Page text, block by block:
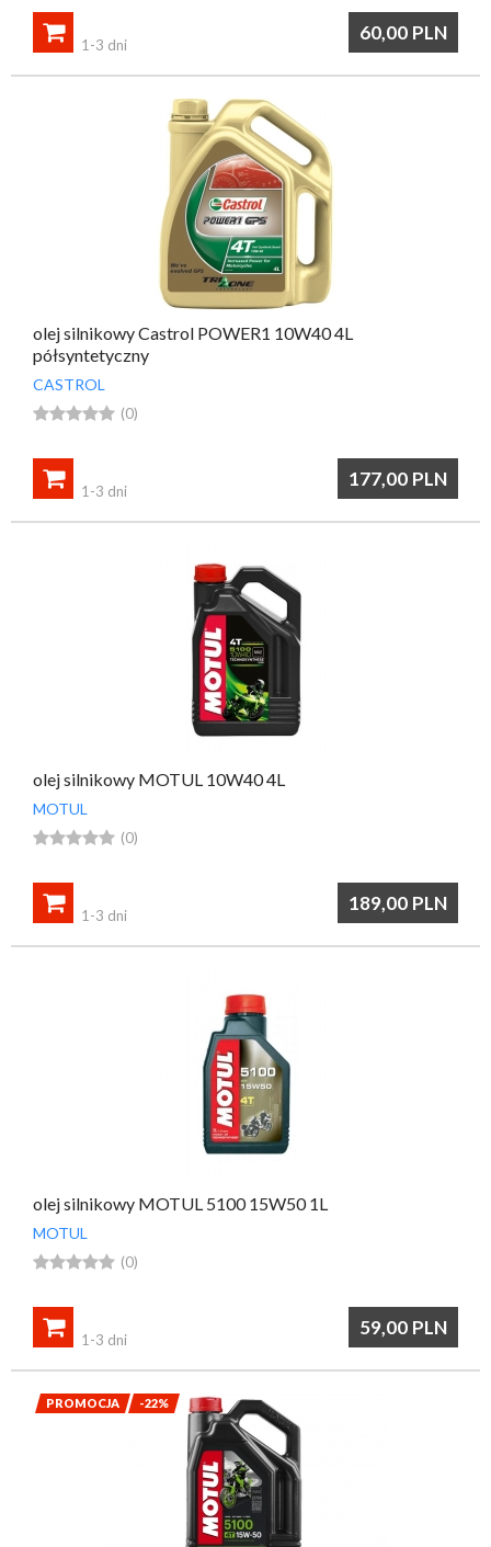
60,00 PLN

1-3 dni
olej silnikowy Castrol POWER1 10W40 4L
półsyntetyczny
CASTROL
 (0)
177,00 PLN

1-3 dni
olej silnikowy MOTUL 10W40 4L
MOTUL
 (0)
189,00 PLN

1-3 dni
olej silnikowy MOTUL 5100 15W50 1L
MOTUL
 (0)
59,00 PLN

1-3 dni
PROMOCJA -22%